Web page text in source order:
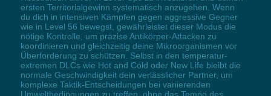
ersten Territorialgewinn systematisch anzugehen. Wenn
du dich in intensiven Kämpfen gegen aggressive Gegner
wie in Level 56 bewegst, gewährleistet dieser Modus die
nötige Kontrolle, um präzise Antikörper-Attacken zu
koordinieren und gleichzeitig deine Mikroorganismen vor
Überforderung zu schützen. Selbst in den temperatur-
extremen DLCs wie Hot and Cold oder New Life bleibt die
normale Geschwindigkeit dein verlässlicher Partner, um
komplexe Taktik-Entscheidungen bei variierenden